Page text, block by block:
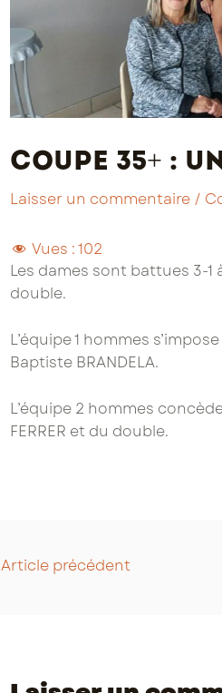
Coupe 35+ :
Laisser un commentaire /
Vues :102
Les dames sont battues 3-1
double.
L’équipe 1 hommes
Baptiste BRANDELA.
L’équipe 2 hommes
FERRER et du double.
Article précédent